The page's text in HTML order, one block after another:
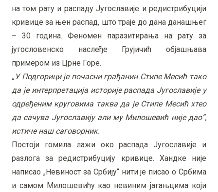
на том рату и распаду Југославије и редистрибуцији
кривице за њен распад, што траје до дана данашњег
– 30 година. Феномен паразитирања на рату за
југословенско наслеђе Грујичић објашњава
примером из Црне Горе.
„У Подгорици је почасни грађанин Стипе Месић тако
да је интерпретација историје распада Југославије у
одређеним круговима таква да је Стипе Месић хтео
да сачува Југославију али му Милошевић није дао“,
истиче наш саговорник.
Постоји гомила лажи око распада Југославије и
разлога за редистрибуцију кривице. Хандке није
написао „Невиност за Србију“ нити је писао о Србима
и самом Милошевићу као невиним јагањцима који